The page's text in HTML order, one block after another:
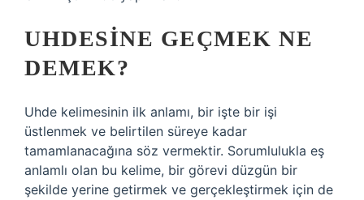
UHDESINE GEÇMEK NE
DEMEK?
Uhde kelimesinin ilk anlamı, bir işte bir işi
üstlenmek ve belirtilen süreye kadar
tamamlanacağına söz vermektir. Sorumlulukla eş
anlamlı olan bu kelime, bir görevi düzgün bir
şekilde yerine getirmek ve gerçekleştirmek için de